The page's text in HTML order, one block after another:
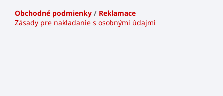
Obchodné podmienky / Reklamace
Zásady pre nakladanie s osobnými údajmi